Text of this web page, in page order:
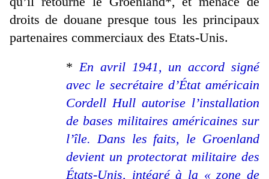
droits de douane presque tous les principaux
partenaires commerciaux des Etats-Unis.
* En avril 1941, un accord signé
avec le secrétaire d’État américain
Cordell Hull autorise l’installation
de bases militaires américaines sur
l’île. Dans les faits, le Groenland
devient un protectorat militaire des
États‑Unis, intégré à la « zone de